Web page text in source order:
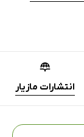
انتشارات مازیار